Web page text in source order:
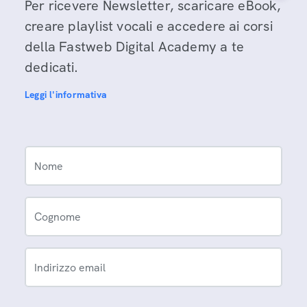
Per ricevere Newsletter, scaricare eBook,
creare playlist vocali e accedere ai corsi
della Fastweb Digital Academy a te
dedicati.
Leggi l'informativa
Nome
Cognome
Indirizzo email